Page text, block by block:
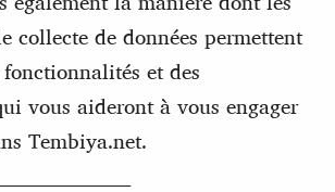
collecte de données permettent
et des
vous aideront à vous engager
Tembiya.net.